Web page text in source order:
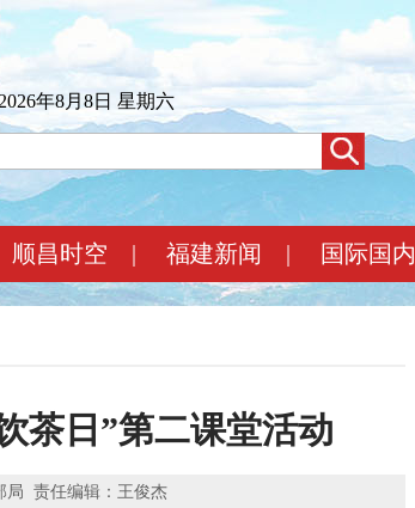
年8月8日 星期六
顺昌时空 | 福建新闻 | 国际国内
茶日”第二课堂活动
局 责任编辑：王俊杰